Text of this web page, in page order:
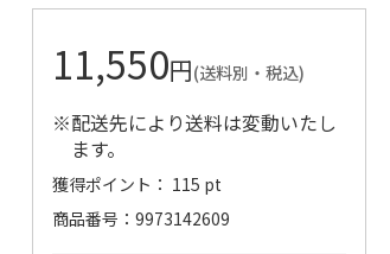
11,550円(送料別・税込)
※配送先により送料は変動いたし
ます。
獲得ポイント： 115 pt
商品番号
9973142609